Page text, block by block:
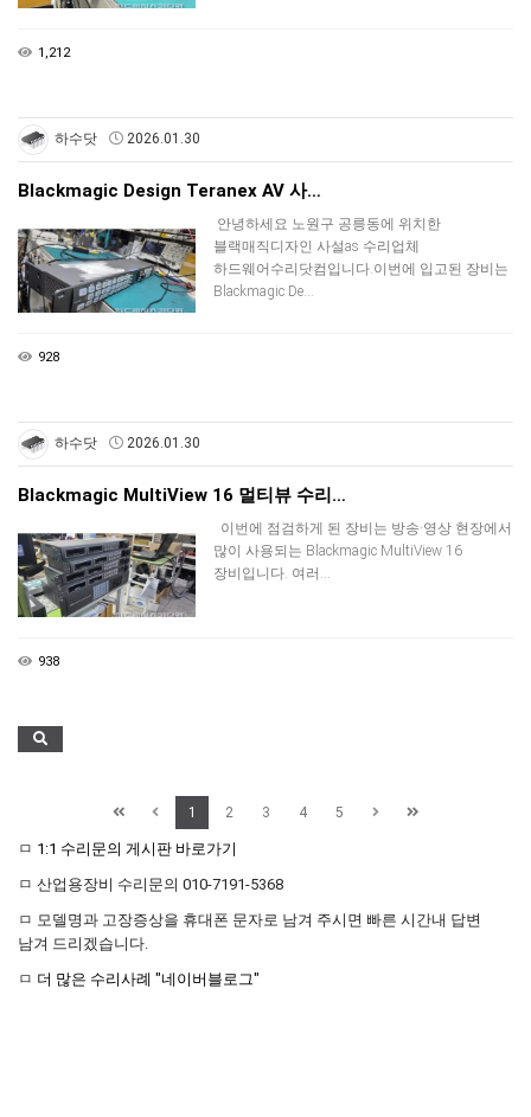
1,212
하수닷 2026.01.30
Blackmagic Design Teranex AV 사…
안녕하세요 노원구 공릉동에 위치한
블랙매직디자인 사설as 수리업체
하드웨어수리닷컴입니다.이번에 입고된 장비는
Blackmagic De…
928
하수닷 2026.01.30
Blackmagic MultiView 16 멀티뷰 수리…
이번에 점검하게 된 장비는 방송·영상 현장에서
많이 사용되는 Blackmagic MultiView 16
장비입니다. 여러…
938
1 2 3 4 5
ㅁ 1:1 수리문의 게시판 바로가기
ㅁ 산업용장비 수리문의 010-7191-5368
ㅁ 모델명과 고장증상을 휴대폰 문자로 남겨 주시면 빠른 시간내 답변
남겨 드리겠습니다.
ㅁ 더 많은 수리사례 "네이버블로그"